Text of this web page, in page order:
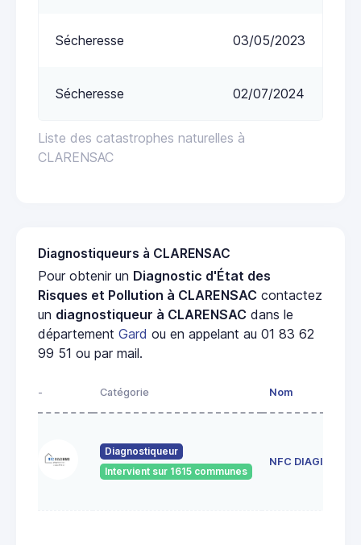
Liste des catastrophes naturelles à
CLARENSAC
Sécheresse 03/05/2023
Sécheresse 02/07/2024
Diagnostiqueurs à CLARENSAC
Pour obtenir un Diagnostic d'État des
Risques et Pollution à CLARENSAC contactez
un diagnostiqueur à CLARENSAC dans le
département Gard ou en appelant au 01 83 62
99 51 ou par mail.
- Catégorie Nom
Diagnostiqueur
Intervient sur 1615 communes
NFC DIAGIMMO